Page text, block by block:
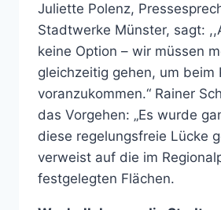
Juliette Polenz,
Stadtwerke Münster, sagt:
keine Option – wir müssen
gleichzeitig gehen, um beim
voranzukommen.“ Rainer
das Vorgehen: „Es wurde
diese regelungsfreie Lücke
verweist auf die im
festgelegten Flächen.